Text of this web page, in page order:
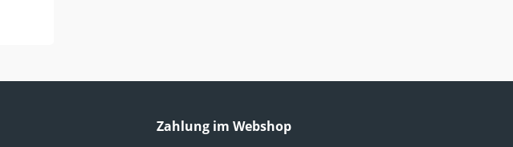
Zahlung im Webshop